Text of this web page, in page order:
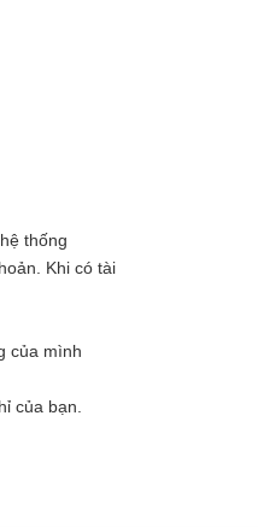
thống
Khi có tài
của mình
của bạn.